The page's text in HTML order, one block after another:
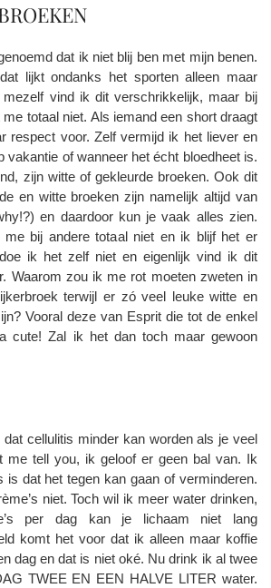
dat ik niet blij ben met mijn benen.
lijkt ondanks het sporten alleen maar
vind ik dit verschrikkelijk, maar bij
totaal niet. Als iemand een short draagt
respect voor. Zelf vermijd ik het liever en
vakantie of wanneer het écht bloedheet is.
zijn witte of gekleurde broeken. Ook dit
en witte broeken zijn namelijk altijd van
en daardoor kun je vaak alles zien.
me bij andere totaal niet en ik blijf het er
ik het zelf niet en eigenlijk vind ik dit
Waarom zou ik me rot moeten zweten in
terwijl er zó veel leuke witte en
Vooral deze van Esprit die tot de enkel
cute! Zal ik het dan toch maar gewoon
cellulitis minder kan worden als je veel
me tell you, ik geloof er geen bal van. Ik
is dat het tegen kan gaan of verminderen.
niet. Toch wil ik meer water drinken,
per dag kan je lichaam niet lang
komt het voor dat ik alleen maar koffie
dag en dat is niet oké. Nu drink ik al twee
TWEE EN EEN HALVE LITER water.